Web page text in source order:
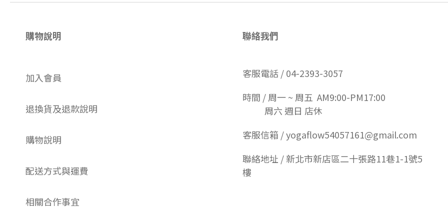
購物說明
加入會員
退換貨及退款說明
購物說明
配送方式與運費
相關合作事宜
聯絡我們
客服電話 / 04-2393-3057
時間 / 周一 ~ 周五 AM9:00-PM17:00
周六 週日 店休
客服信箱 / yogaflow54057161@gmail.com
聯絡地址 / 新北市新店區二十張路11巷1-1號5
樓